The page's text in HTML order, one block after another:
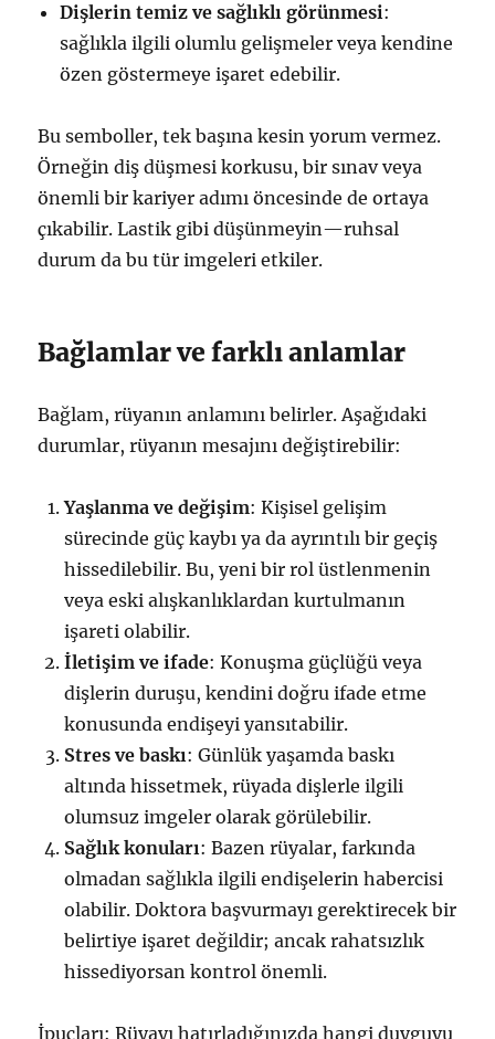
Dişlerin temiz ve sağlıklı görünmesi:
sağlıkla ilgili olumlu gelişmeler veya kendine
özen göstermeye işaret edebilir.
Bu semboller, tek başına kesin yorum vermez.
Örneğin diş düşmesi korkusu, bir sınav veya
önemli bir kariyer adımı öncesinde de ortaya
çıkabilir. Lastik gibi düşünmeyin—ruhsal
durum da bu tür imgeleri etkiler.
Bağlamlar ve farklı anlamlar
Bağlam, rüyanın anlamını belirler. Aşağıdaki
durumlar, rüyanın mesajını değiştirebilir:
Yaşlanma ve değişim: Kişisel gelişim
sürecinde güç kaybı ya da ayrıntılı bir geçiş
hissedilebilir. Bu, yeni bir rol üstlenmenin
veya eski alışkanlıklardan kurtulmanın
işareti olabilir.
İletişim ve ifade: Konuşma güçlüğü veya
dişlerin duruşu, kendini doğru ifade etme
konusunda endişeyi yansıtabilir.
Stres ve baskı: Günlük yaşamda baskı
altında hissetmek, rüyada dişlerle ilgili
olumsuz imgeler olarak görülebilir.
Sağlık konuları: Bazen rüyalar, farkında
olmadan sağlıkla ilgili endişelerin habercisi
olabilir. Doktora başvurmayı gerektirecek bir
belirtiye işaret değildir; ancak rahatsızlık
hissediyorsan kontrol önemli.
İpuçları: Rüyayı hatırladığınızda hangi duyguyu